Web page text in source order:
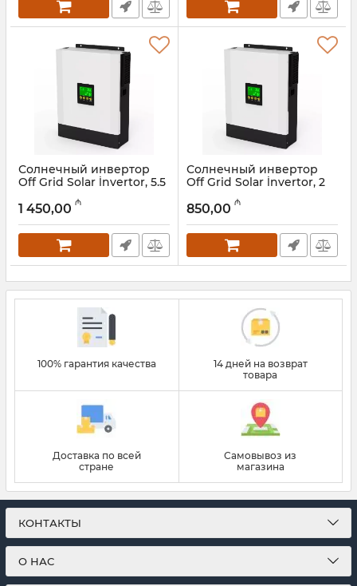
Солнечный инвертор
Off Grid Solar İnvertor, 5.5
Артикул: 015001003
1 450,00 ₼
Солнечный инвертор
Off Grid Solar İnvertor, 2
Артикул: 015001002
850,00 ₼
100% гарантия качества
14 дней на возврат
товара
Доставка по всей
стране
Самовывоз из
магазина
КОНТАКТЫ
О НАС